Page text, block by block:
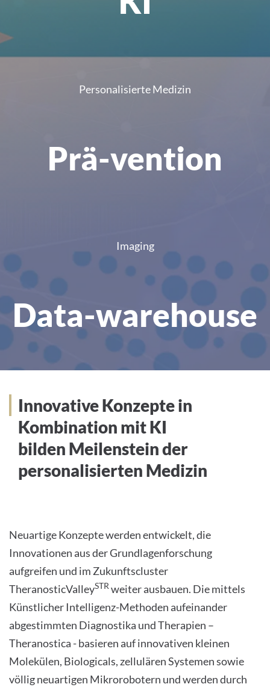
Personalisierte Medizin
Prä-vention
Imaging
Data-warehouse
Innovative Konzepte in
Kombination mit Künstlicher
Intelligenz bilden Meilenstein der
personalisierten Medizin
Innovative Konzepte in
Kombination mit KI
bilden Meilenstein der
personalisierten Medizin
Neuartige Konzepte werden entwickelt, die
Innovationen aus der Grundlagenforschung
aufgreifen und im Zukunftscluster
TheranosticValleySTRweiter ausbauen. Die mittels
Künstlicher Intelligenz-Methoden aufeinander
abgestimmten Diagnostika und Therapien –
Theranostica - basieren auf innovativen kleinen
Molekülen, Biologicals, zellulären Systemen sowie
völlig neuartigen Mikrorobotern und werden durch